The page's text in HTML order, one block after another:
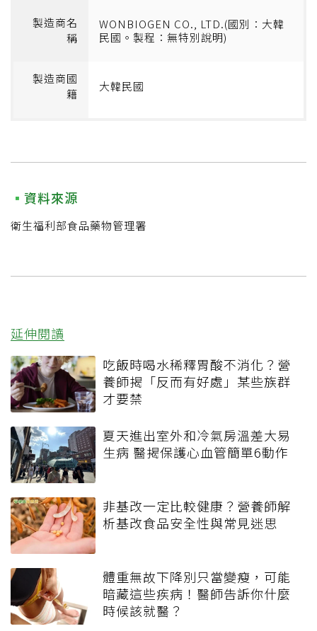
製造商名
稱
WONBIOGEN CO., LTD.(國別：大韓
民國。製程：無特別說明)
製造商國
籍
大韓民國
資料來源
衛生福利部食品藥物管理署
延伸閱讀
吃飯時喝水稀釋胃酸不消化？營
養師揭「反而有好處」某些族群
才要禁
夏天進出室外和冷氣房溫差大易
生病 醫揭保護心血管簡單6動作
非基改一定比較健康？營養師解
析基改食品安全性與常見迷思
體重無故下降別只當變瘦，可能
暗藏這些疾病！醫師告訴你什麼
時候該就醫？